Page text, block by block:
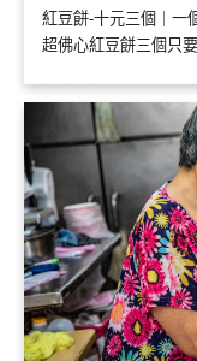
紅豆餅-十元三個｜一
超佛心紅豆餅三個只